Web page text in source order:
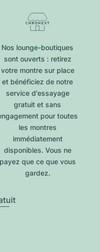
Nos lounge-boutiques
sont ouverts : retirez
votre montre sur place
et bénéficiez de notre
service d'essayage
gratuit et sans
pour toutes
les montres
immédiatement
disponibles. Vous ne
payez que ce que vous
gardez.